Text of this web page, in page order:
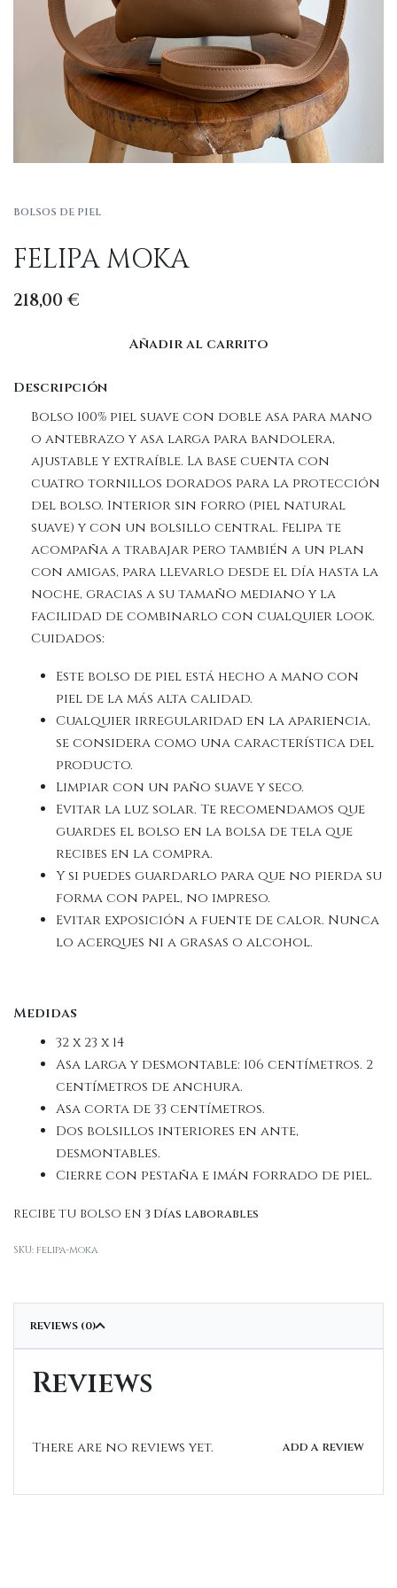
BOLSOS DE PIEL
FELIPA MOKA
218,00 €
Añadir al carrito
Descripción
Bolso 100% piel suave con doble asa para mano
o antebrazo y asa larga para bandolera,
ajustable y extraíble. La base cuenta con
cuatro tornillos dorados para la protección
del bolso. Interior sin forro (piel natural
suave) y con un bolsillo central. Felipa te
acompaña a trabajar pero también a un plan
con amigas, para llevarlo desde el día hasta la
noche, gracias a su tamaño mediano y la
facilidad de combinarlo con cualquier look.
Cuidados:
Este bolso de piel está hecho a mano con
piel de la más alta calidad.
Cualquier irregularidad en la apariencia,
se considera como una característica del
producto.
Limpiar con un paño suave y seco.
Evitar la luz solar. Te recomendamos que
guardes el bolso en la bolsa de tela que
recibes en la compra.
Y si puedes guardarlo para que no pierda su
forma con papel, no impreso.
Evitar exposición a fuente de calor. Nunca
lo acerques ni a grasas o alcohol.
Medidas
32 x 23 x 14
Asa larga y desmontable: 106 centímetros. 2
centímetros de anchura.
Asa corta de 33 centímetros.
Dos bolsillos interiores en ante,
desmontables.
Cierre con pestaña e imán forrado de piel.
RECIBE TU BOLSO EN 3 Días laborables
felipa-moka
REVIEWS (0)
Reviews
There are no reviews yet. ADD A REVIEW